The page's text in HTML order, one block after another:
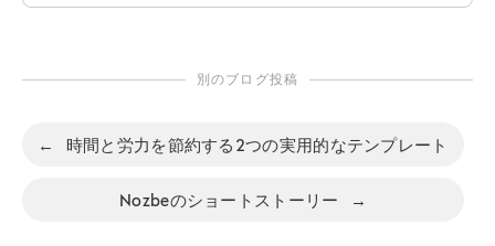
別のブログ投稿
← 時間と労力を節約する2つの実用的なテンプレート
Nozbeのショートストーリー →